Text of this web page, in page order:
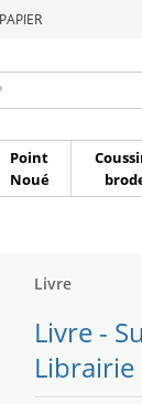
Point
Noué
Livre
Livre -
Librairie